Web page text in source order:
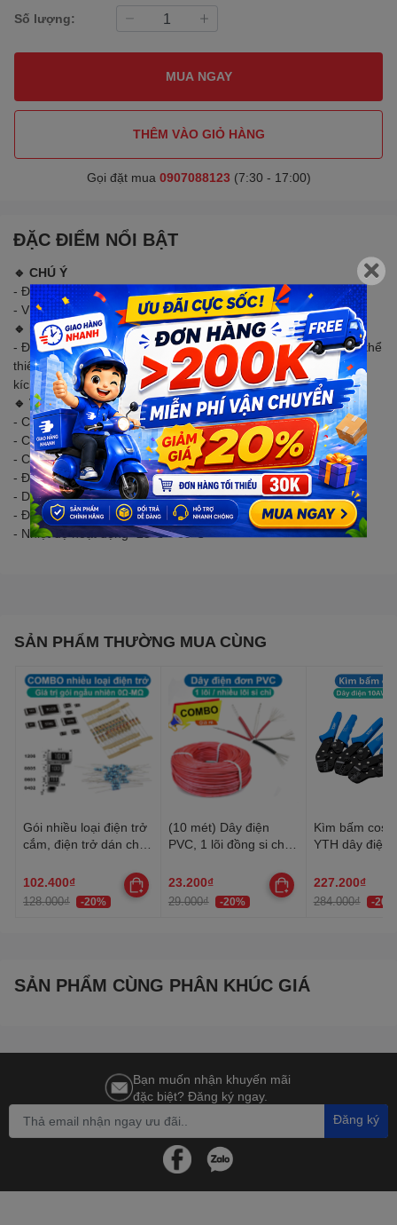
Số lượng:
MUA NGAY
THÊM VÀO GIỎ HÀNG
Gọi đặt mua 0907088123 (7:30 - 17:00)
ĐẶC ĐIỂM NỔI BẬT
🔹 CHÚ Ý
- Đơn vị tính theo cái 10C là 10 cái
- Ví dụ: Sản phẩm có ghi là (10C) tức là sẽ bán ̀10 cái/1 gói
🔹 MÔ TẢ SẢN PHẨM
- Đầu SH 1.0mm chân dán kiểu ngang SMD là linh kiện không thể
thiếu trong các dự án điện tử, đặc biệt là những dự án yêu cầu
kích thước nhỏ gọn
🔹 THÔNG SỐ KỸ THUẬT
- Chân cắm : kiểu ngang ( SMD )
- Các chân cắm : 2P,3P,4P,5P,6P,7P,8P,10P
- Chuẩn chân: 1.0mm ( khoảng cách giữa các chân là 1.0mm)
- Điện áp định mức: 50V AC/DC
- Dòng điện định mức: 0,5A AC/DC
- Điện trở Phần cách điện: > 800MΩ
- Nhiệt độ hoạt động -25℃ ~ 85℃
SẢN PHẨM THƯỜNG MUA CÙNG
Gói nhiều loại điện trở
cắm, điện trở dán cho
102.400₫
128.000₫ -20%
(10 mét) Dây điện
PVC, 1 lõi đồng si chì,
22AWG
23.200₫
29.000₫ -20%
Kìm bấm cos
YTH dây điện
227.200₫
284.000₫ -20%
SẢN PHẨM CÙNG PHÂN KHÚC GIÁ
Bạn muốn nhận khuyến mãi
đặc biệt? Đăng ký ngay.
Đăng ký